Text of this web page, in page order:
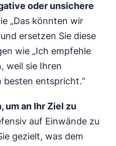
oder unsichere
„Das könnten wir
ersetzen Sie diese
wie „Ich empfehle
weil sie Ihren
besten entspricht.“
um an Ihr Ziel zu
auf Einwände zu
gezielt, was dem